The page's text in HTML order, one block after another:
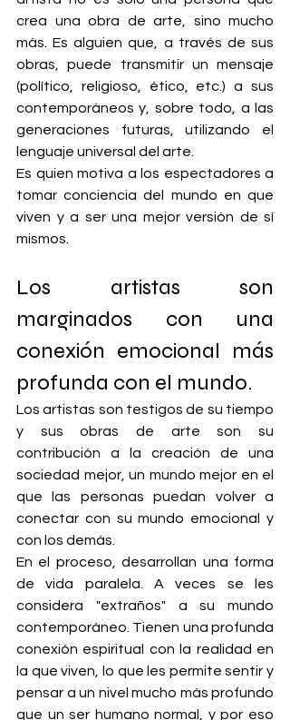
crea una obra de arte, sino mucho
más. Es alguien que, a través de sus
obras, puede transmitir un mensaje
(político, religioso, ético, etc.) a sus
contemporáneos y, sobre todo, a las
generaciones futuras, utilizando el
lenguaje universal del arte.
Es quien motiva a los espectadores a
tomar conciencia del mundo en que
viven y a ser una mejor versión de sí
mismos.
Los artistas son
marginados con una
conexión emocional más
profunda con el mundo.
Los artistas son testigos de su tiempo
y sus obras de arte son su
contribución a la creación de una
sociedad mejor, un mundo mejor en el
que las personas puedan volver a
conectar con su mundo emocional y
con los demás.
En el proceso, desarrollan una forma
de vida paralela. A veces se les
considera "extraños" a su mundo
contemporáneo. Tienen una profunda
conexión espiritual con la realidad en
la que viven, lo que les permite sentir y
pensar a un nivel mucho más profundo
que un ser humano normal, y por eso